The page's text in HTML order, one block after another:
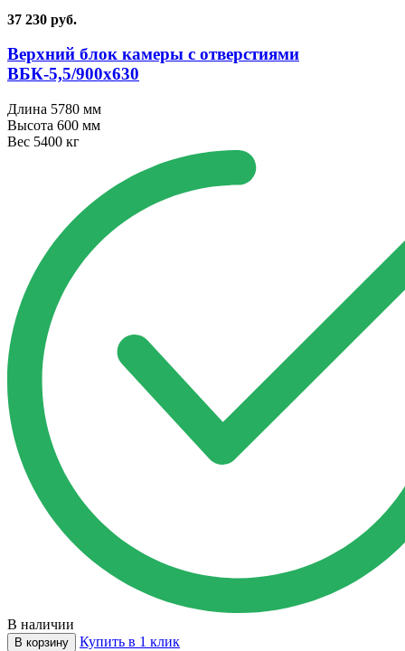
37 230 руб.
Верхний блок камеры с отверстиями
ВБК⁠-⁠5,5/900х630
Длина 5780 мм
Высота 600 мм
Вес 5400 кг
В наличии
В корзину Купить в 1 клик